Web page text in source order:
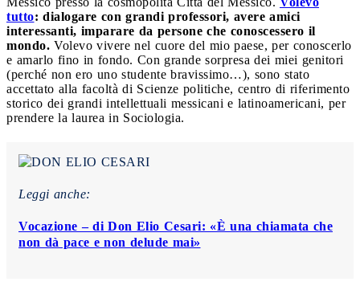
tutto: dialogare con grandi professori, avere amici
interessanti, imparare da persone che conoscessero il
mondo. Volevo vivere nel cuore del mio paese, per conoscerlo
e amarlo fino in fondo. Con grande sorpresa dei miei genitori
(perché non ero uno studente bravissimo…), sono stato
accettato alla facoltà di Scienze politiche, centro di riferimento
storico dei grandi intellettuali messicani e latinoamericani, per
prendere la laurea in Sociologia.
Leggi anche:
Vocazione – di Don Elio Cesari: «È una chiamata che
non dà pace e non delude mai»